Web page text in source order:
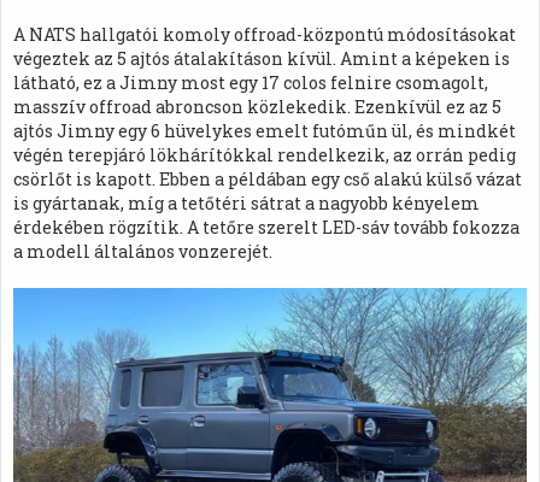
A NATS hallgatói komoly offroad-központú módosításokat
végeztek az 5 ajtós átalakításon kívül. Amint a képeken is
látható, ez a Jimny most egy 17 colos felnire csomagolt,
masszív offroad abroncson közlekedik. Ezenkívül ez az 5
ajtós Jimny egy 6 hüvelykes emelt futóműn ül, és mindkét
végén terepjáró lökhárítókkal rendelkezik, az orrán pedig
csörlőt is kapott. Ebben a példában egy cső alakú külső vázat
is gyártanak, míg a tetőtéri sátrat a nagyobb kényelem
érdekében rögzítik. A tetőre szerelt LED-sáv tovább fokozza
a modell általános vonzerejét.